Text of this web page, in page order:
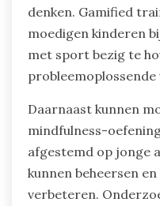
denken. Gamified
moedigen kinderen
met sport bezig te
Daarnaast kunnen
mindfulness-
afgestemd op jonge
kunnen beheersen
verbeteren.